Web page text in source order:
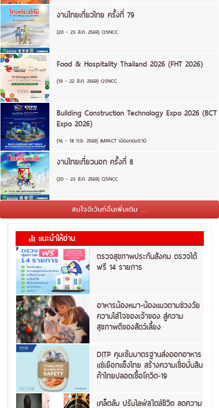
งานไทยเที่ยวไทย ครั้งที่ 79
(20 - 23 ส.ค. 2569) QSNCC
Food & Hospitality Thailand 2026 (FHT 2026)
(19 - 22 ส.ค. 2569) QSNCC
Building Construction Technology Expo 2026 (BCT
Expo 2026)
(16 - 18 ก.ย. 2569) IMPACT เมืองทองธานี
งานไทยเที่ยวนอก ครั้งที่ 8
(20 - 23 ส.ค. 2569) QSNCC
สนใจอีเว้นท์อื่นเพิ่มเติม ...
แนะนำให้อ่าน
ตรวจสุขภาพประกันสังคม ตรวจได้
ฟรี 14 รายการ
อาหารน้องหมา-น้องแมวตามช่วงวัย
ความใส่ใจของเจ้าของ สู่ความ
สุขภาพดีของสัตว์เลี้ยง
DITP คุมเข้มมาตรฐานส่งออกอาหาร
แช่เยือกแข็งไทย สร้างความเชื่อมั่นสิน
ค้าไทยปลอดเชื้อโควิด-19
เคล็ดลับ ปรับไลฟ์สไตล์ชีวิต ลดความ